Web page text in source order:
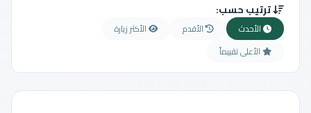
ترتيب حسب:
الأحدث الأقدم
الأكثر زيارة
الأعلى تقييماً